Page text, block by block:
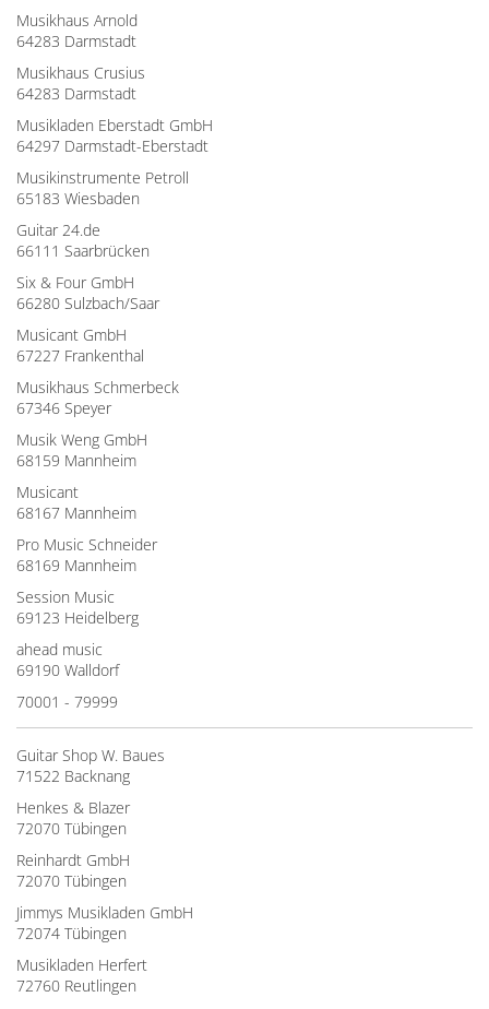
Musikhaus Arnold
64283 Darmstadt
Musikhaus Crusius
64283 Darmstadt
Musikladen Eberstadt GmbH
64297 Darmstadt-Eberstadt
Musikinstrumente Petroll
65183 Wiesbaden
Guitar 24.de
66111 Saarbrücken
Six & Four GmbH
66280 Sulzbach/Saar
Musicant GmbH
67227 Frankenthal
Musikhaus Schmerbeck
67346 Speyer
Musik Weng GmbH
68159 Mannheim
Musicant
68167 Mannheim
Pro Music Schneider
68169 Mannheim
Session Music
69123 Heidelberg
ahead music
69190 Walldorf
70001 - 79999
Guitar Shop W. Baues
71522 Backnang
Henkes & Blazer
72070 Tübingen
Reinhardt GmbH
72070 Tübingen
Jimmys Musikladen GmbH
72074 Tübingen
Musikladen Herfert
72760 Reutlingen